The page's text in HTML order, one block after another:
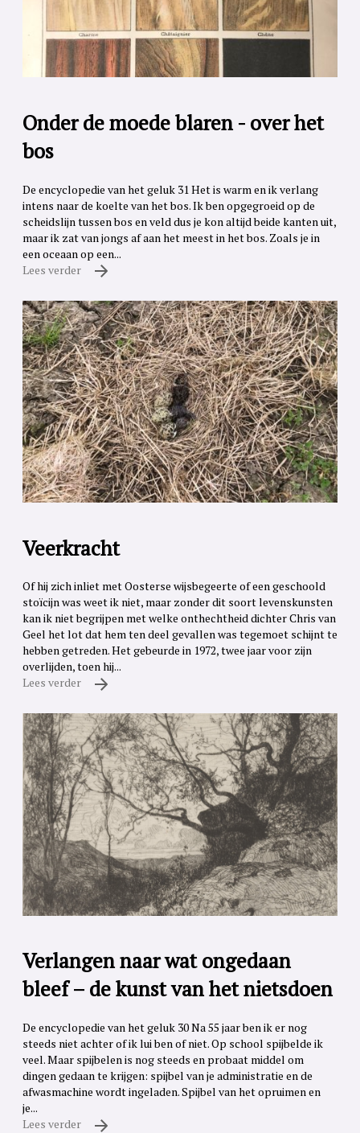
Onder de moede blaren - over het
bos
De encyclopedie van het geluk 31 Het is warm en ik verlang
intens naar de koelte van het bos. Ik ben opgegroeid op de
scheidslijn tussen bos en veld dus je kon altijd beide kanten uit,
maar ik zat van jongs af aan het meest in het bos. Zoals je in
een oceaan op een...
Lees verder
Veerkracht
Of hij zich inliet met Oosterse wijsbegeerte of een geschoold
stoïcijn was weet ik niet, maar zonder dit soort levenskunsten
kan ik niet begrijpen met welke onthechtheid dichter Chris van
Geel het lot dat hem ten deel gevallen was tegemoet schijnt te
hebben getreden. Het gebeurde in 1972, twee jaar voor zijn
overlijden, toen hij...
Lees verder
Verlangen naar wat ongedaan
bleef – de kunst van het nietsdoen
De encyclopedie van het geluk 30 Na 55 jaar ben ik er nog
steeds niet achter of ik lui ben of niet. Op school spijbelde ik
veel. Maar spijbelen is nog steeds en probaat middel om
dingen gedaan te krijgen: spijbel van je administratie en de
afwasmachine wordt ingeladen. Spijbel van het opruimen en
je...
Lees verder